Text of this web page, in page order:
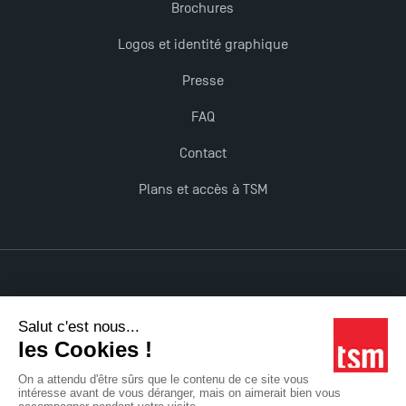
TSM obtient la prestigieuse accréditation EQUIS en
Nouvelles formations à Toulouse School of
Management pour 2025 : des opportunités encore
Brochures
Logos et identité graphique
Presse
FAQ
Contact
Plans et accès à TSM
Accessibilité : non conforme